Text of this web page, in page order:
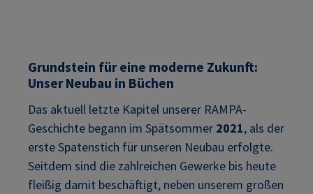
Grundstein für eine moderne Zukunft:
Unser Neubau in Büchen
Das aktuell letzte Kapitel unserer RAMPA-
Geschichte begann im Spätsommer 2021, als der
erste Spatenstich für unseren Neubau erfolgte.
Seitdem sind die zahlreichen Gewerke bis heute
fleißig damit beschäftigt, neben unserem großen